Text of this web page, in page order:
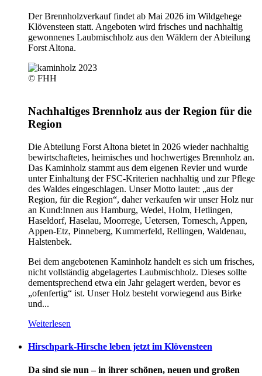
Der Brennholzverkauf findet ab Mai 2026 im Wildgehege
Klövensteen statt. Angeboten wird frisches und nachhaltig
gewonnenes Laubmischholz aus den Wäldern der Abteilung
Forst Altona.
© FHH
Nachhaltiges Brennholz aus der Region für die
Region
Die Abteilung Forst Altona bietet in 2026 wieder nachhaltig
bewirtschaftetes, heimisches und hochwertiges Brennholz an.
Das Kaminholz stammt aus dem eigenen Revier und wurde
unter Einhaltung der FSC-Kriterien nachhaltig und zur Pflege
des Waldes eingeschlagen. Unser Motto lautet: „aus der
Region, für die Region“, daher verkaufen wir unser Holz nur
an Kund:Innen aus Hamburg, Wedel, Holm, Hetlingen,
Haseldorf, Haselau, Moorrege, Uetersen, Tornesch, Appen,
Appen-Etz, Pinneberg, Kummerfeld, Rellingen, Waldenau,
Halstenbek.
Bei dem angebotenen Kaminholz handelt es sich um frisches,
nicht vollständig abgelagertes Laubmischholz. Dieses sollte
dementsprechend etwa ein Jahr gelagert werden, bevor es
„ofenfertig“ ist. Unser Holz besteht vorwiegend aus Birke
und...
Weiterlesen
Hirschpark-Hirsche leben jetzt im Klövensteen
Da sind sie nun – in ihrer schönen, neuen und großen